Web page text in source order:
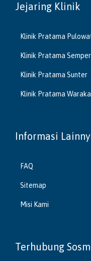
Jejaring Klinik
Klinik Pratama
Klinik Pratama Semper
Klinik Pratama Sunter
Klinik Pratama
Informasi
FAQ
Sitemap
Misi Kami
Terhubung